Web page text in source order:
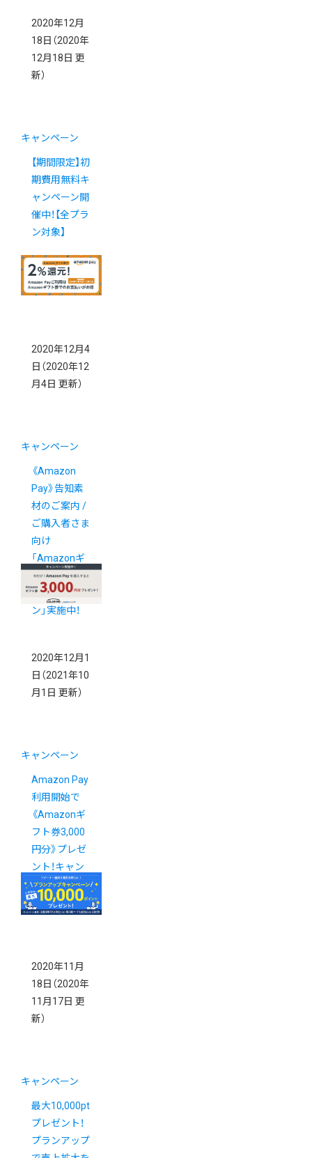
2020年12月
18日 （2020年
12月18日 更
新）
キャンペーン
【期間限定】初
期費用無料キ
ャンペーン開
催中！【全プラ
ン対象】
2020年12月4
日 （2020年12
月4日 更新）
キャンペーン
《Amazon
Pay》告知素
材のご案内 /
ご購入者さま
向け
「Amazonギ
フト券2%還
元キャンペー
ン」実施中！
2020年12月1
日 （2021年10
月1日 更新）
キャンペーン
Amazon Pay
利用開始で
《Amazonギ
フト券3,000
円分》プレゼ
ント！キャン
ペーン実施中
2020年11月
18日 （2020年
11月17日 更
新）
キャンペーン
最大10,000pt
プレゼント！
プランアップ